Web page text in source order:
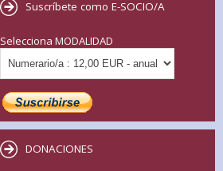
Suscríbete como E-SOCIO/A
Selecciona MODALIDAD
DONACIONES